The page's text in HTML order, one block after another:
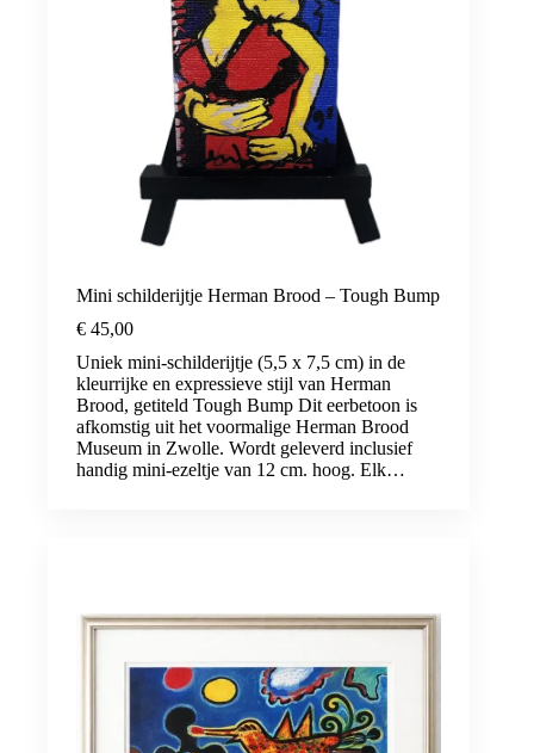
Mini schilderijtje Herman Brood – Tough Bump
€ 45,00
Uniek mini-schilderijtje (5,5 x 7,5 cm) in de
kleurrijke en expressieve stijl van Herman
Brood, getiteld Tough Bump Dit eerbetoon is
afkomstig uit het voormalige Herman Brood
Museum in Zwolle. Wordt geleverd inclusief
handig mini-ezeltje van 12 cm. hoog. Elk…